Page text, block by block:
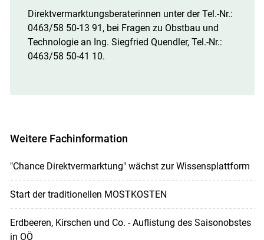
Direktvermarktungsberaterinnen unter der Tel.-Nr.:
0463/​58 50-13 91, bei Fragen zu Obstbau und
Technologie an Ing. Siegfried Quendler, Tel.-Nr.:
0463/​58 50-41 10.
Weitere Fachinformation
"Chance Direktvermarktung" wächst zur Wissensplattform
Start der traditionellen MOSTKOSTEN
Erdbeeren, Kirschen und Co. - Auflistung des Saisonobstes
in OÖ